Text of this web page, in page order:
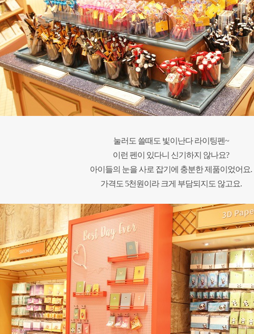
눌러도 쓸때도 빛이난다 라이팅펜~
이런 펜이 있다니 신기하지 않나요?
아이들의 눈을 사로 잡기에 충분한 제품이었어요.
가격도 5천원이라 크게 부담되지도 않고요.